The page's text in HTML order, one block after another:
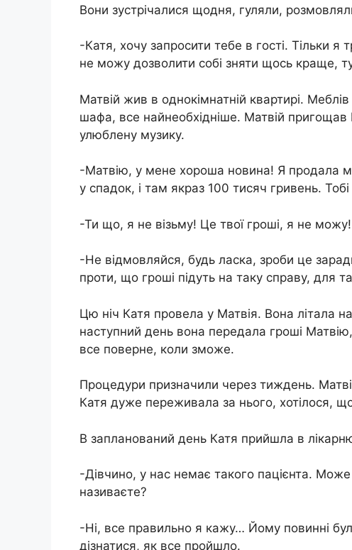
Вони зустрічалися щодня, гуляли,
-Катя, хочу запросити тебе в гості. Тільки
не можу дозволити собі зняти щось краще,
Матвій жив в однокімнатній квартирі.
шафа, все найнеобхідніше. Матвій пригощав
улюблену музику.
-Матвію, у мене хороша новина! Я продала
у спадок, і там якраз 100 тисяч гривень.
-Ти що, я не візьму! Це твої гроші, я не можу!
-Не відмовляйся, будь ласка, зроби це
проти, що гроші підуть на таку справу, для
Цю ніч Катя провела у Матвія. Вона літала
наступний день вона передала гроші
все поверне, коли зможе.
Процедури призначили через тиждень.
Катя дуже переживала за нього, хотілося,
В запланований день Катя прийшла в
-Дівчино, у нас немає такого пацієнта. Може
називаєте?
-Ні, все правильно я кажу… Йому повинні
дізнатися, як все пройшло.